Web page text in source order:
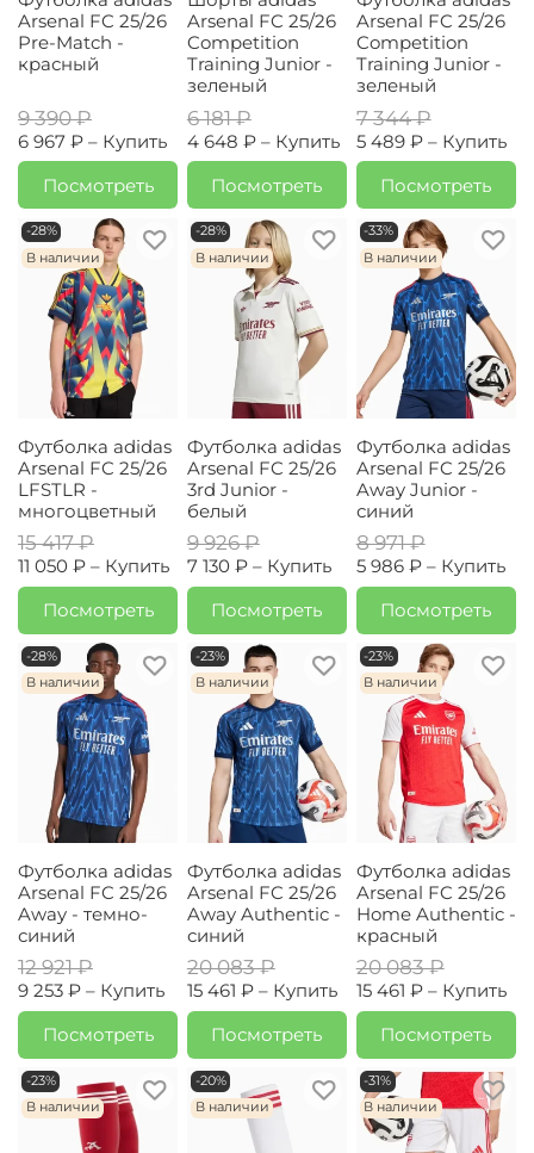
Arsenal FC 25/26
Pre-Match -
красный
9 390 ₽
6 967 ₽ – Купить
Посмотреть
Arsenal FC 25/26
Competition
Training Junior -
зеленый
6 181 ₽
4 648 ₽ – Купить
Посмотреть
Arsenal FC 25/26
Competition
Training Junior -
зеленый
7 344 ₽
5 489 ₽ – Купить
Посмотреть
-28%
В наличии
Футболка adidas
Arsenal FC 25/26
LFSTLR -
многоцветный
15 417 ₽
11 050 ₽ – Купить
Посмотреть
-28%
В наличии
Футболка adidas
Arsenal FC 25/26
3rd Junior -
белый
9 926 ₽
7 130 ₽ – Купить
Посмотреть
-33%
В наличии
Футболка adidas
Arsenal FC 25/26
Away Junior -
синий
8 971 ₽
5 986 ₽ – Купить
Посмотреть
-28%
В наличии
Футболка adidas
Arsenal FC 25/26
Away - темно-
синий
12 921 ₽
9 253 ₽ – Купить
Посмотреть
-23%
В наличии
Футболка adidas
Arsenal FC 25/26
Away Authentic -
синий
20 083 ₽
15 461 ₽ – Купить
Посмотреть
-23%
В наличии
Футболка adidas
Arsenal FC 25/26
Home Authentic -
красный
20 083 ₽
15 461 ₽ – Купить
Посмотреть
-23%
В наличии
-20%
В наличии
-31%
В наличии